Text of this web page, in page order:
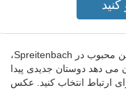
CheDatingGo سرویس دوستیابی آنلاین محبوب در Spreitenbach،
دهد دوستان جدیدی پیدا
ارتباط انتخاب کنید. عکس